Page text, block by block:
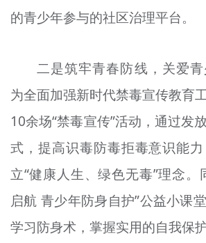
的青少年参与的社区治理平台。
二是筑牢青春防线，关爱青
为全面加强新时代禁毒宣传教育
10余场“禁毒宣传”活动，通过发
式，提高识毒防毒拒毒意识能
立“健康人生、绿色无毒”理念。
启航 青少年防身自护”公益小课
学习防身术，掌握实用的自我保